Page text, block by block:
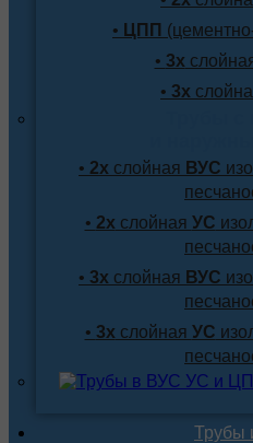
• ЦПП
• 3х
• 3х
• 2х слойная ВУС
• 2х слойная УС
• 3х слойная ВУС
• 3х слойная УС
Трубы